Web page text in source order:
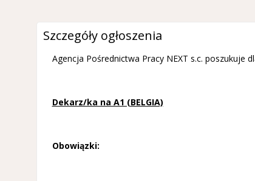
Szczegóły ogłoszenia
Agencja Pośrednictwa Pracy NEXT s.c.
Dekarz/ka na A1 (BELGIA)
Obowiązki: